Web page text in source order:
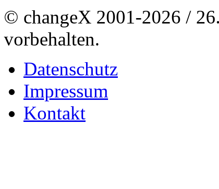
© changeX 2001-2026 /
vorbehalten.
Datenschutz
Impressum
Kontakt